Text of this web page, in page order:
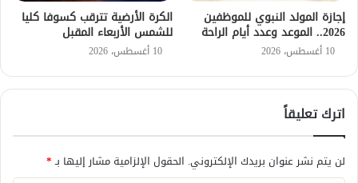
إجازة المولد النبوي للموظفين
2026.. الموعد وعدد أيام الراحة
10 أغسطس، 2026
الكرة الأرضية تترقب كسوفا كليا
للشمس الأربعاء المقبل
10 أغسطس، 2026
اترك تعليقاً
لن يتم نشر عنوان بريدك الإلكتروني. الحقول الإلزامية مشار إليها بـ*